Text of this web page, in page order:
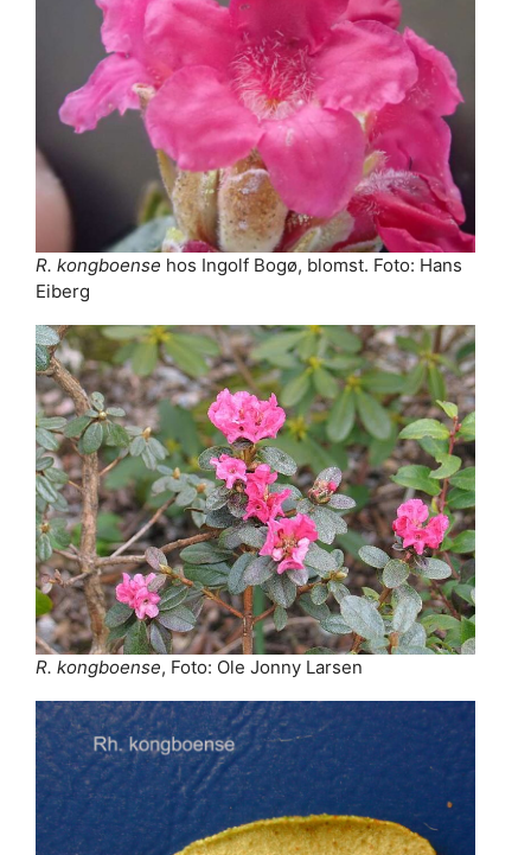
R. kongboense hos Ingolf Bogø, blomst. Foto: Hans
Eiberg
R. kongboense, Foto: Ole Jonny Larsen